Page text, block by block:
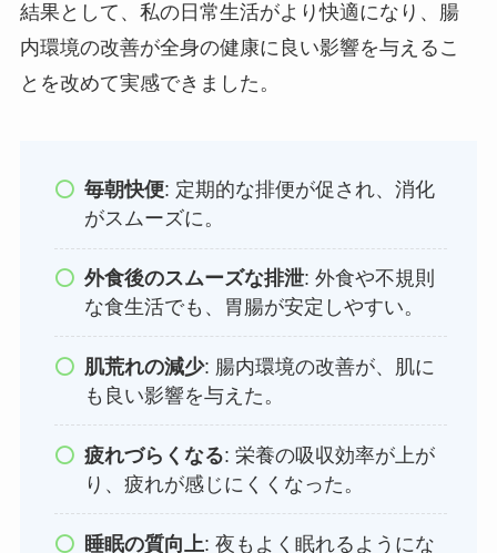
結果として、私の日常生活がより快適になり、腸
内環境の改善が全身の健康に良い影響を与えるこ
とを改めて実感できました。
毎朝快便: 定期的な排便が促され、消化
がスムーズに。
外食後のスムーズな排泄: 外食や不規則
な食生活でも、胃腸が安定しやすい。
肌荒れの減少: 腸内環境の改善が、肌に
も良い影響を与えた。
疲れづらくなる: 栄養の吸収効率が上が
り、疲れが感じにくくなった。
睡眠の質向上: 夜もよく眠れるようにな